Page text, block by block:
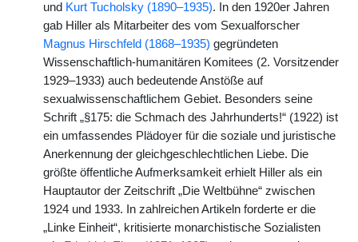
und Kurt Tucholsky (1890–1935). In den 1920er Jahren
gab Hiller als Mitarbeiter des vom Sexualforscher
Magnus Hirschfeld (1868–1935) gegründeten
Wissenschaftlich-humanitären Komitees (2. Vorsitzender
1929–1933) auch bedeutende Anstöße auf
sexualwissenschaftlichem Gebiet. Besonders seine
Schrift „§175: die Schmach des Jahrhunderts!“ (1922) ist
ein umfassendes Plädoyer für die soziale und juristische
Anerkennung der gleichgeschlechtlichen Liebe. Die
größte öffentliche Aufmerksamkeit erhielt Hiller als ein
Hauptautor der Zeitschrift „Die Weltbühne“ zwischen
1924 und 1933. In zahlreichen Artikeln forderte er die
„Linke Einheit“, kritisierte monarchistische Sozialisten